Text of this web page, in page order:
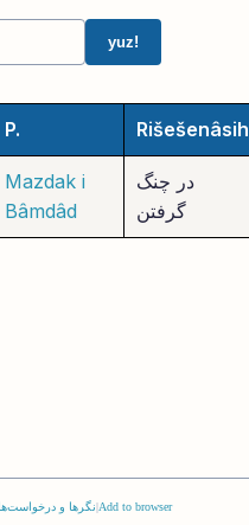
yuz!
P. Rišešenâsih
Mazdak i
Bâmdâd
در چنگ
گرفتن
نگرها و|Add to browser